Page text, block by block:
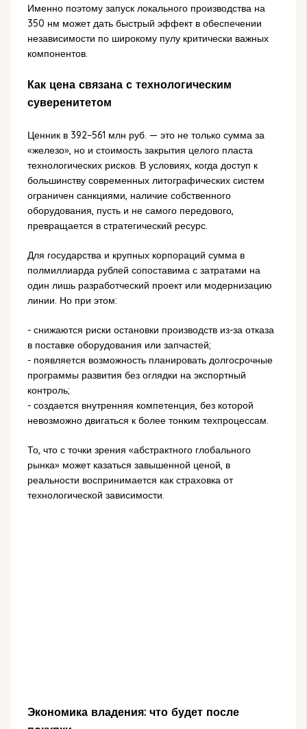
Именно поэтому запуск локального производства на
350 нм может дать быстрый эффект в обеспечении
независимости по широкому пулу критически важных
компонентов.
Как цена связана с технологическим
суверенитетом
Ценник в 392–561 млн руб. — это не только сумма за
«железо», но и стоимость закрытия целого пласта
технологических рисков. В условиях, когда доступ к
большинству современных литографических систем
ограничен санкциями, наличие собственного
оборудования, пусть и не самого передового,
превращается в стратегический ресурс.
Для государства и крупных корпораций сумма в
полмиллиарда рублей сопоставима с затратами на
один лишь разработческий проект или модернизацию
линии. Но при этом:
- снижаются риски остановки производств из-за отказа
в поставке оборудования или запчастей;
- появляется возможность планировать долгосрочные
программы развития без оглядки на экспортный
контроль;
- создается внутренняя компетенция, без которой
невозможно двигаться к более тонким техпроцессам.
То, что с точки зрения «абстрактного глобального
рынка» может казаться завышенной ценой, в
реальности воспринимается как страховка от
технологической зависимости.
Экономика владения: что будет после